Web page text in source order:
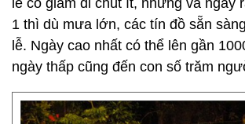
lễ có giảm đi chút ít, nhưng và ngày
1 thì dù mưa lớn, các tín đồ sẵn
lễ. Ngày cao nhất có thể lên gần
ngày thấp cũng đến con số trăm